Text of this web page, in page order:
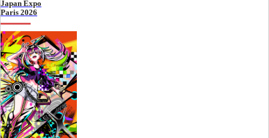
Japan Expo
Paris 2026